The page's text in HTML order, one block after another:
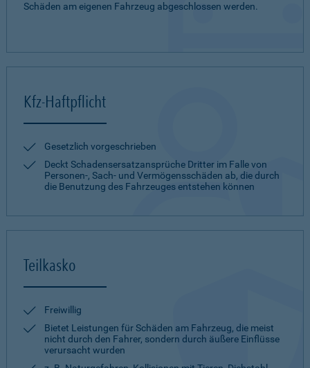
Schäden am eigenen Fahrzeug abgeschlossen werden.
Kfz-Haftpflicht
Gesetzlich vorgeschrieben
Deckt Schadensersatzansprüche Dritter im Falle von
Personen-, Sach- und Vermögensschäden ab, die durch
die Benutzung des Fahrzeuges entstehen können
Teilkasko
Freiwillig
Bietet Leistungen für Schäden am Fahrzeug, die meist
nicht durch den Fahrer, sondern durch äußere Einflüsse
verursacht wurden